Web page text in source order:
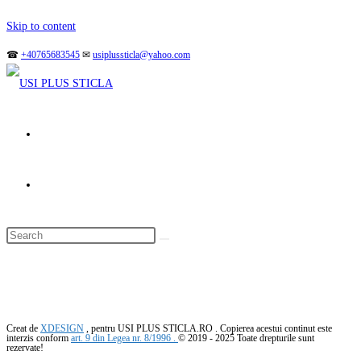
Skip to content
☎ +40765683545 ✉ usiplussticla@yahoo.com
Creat de XDESIGN , pentru USI PLUS STICLA.RO . Copierea acestui continut este
interzis conform art. 9 din Legea nr. 8/1996 . © 2019 - 2025 Toate drepturile sunt
rezervate!